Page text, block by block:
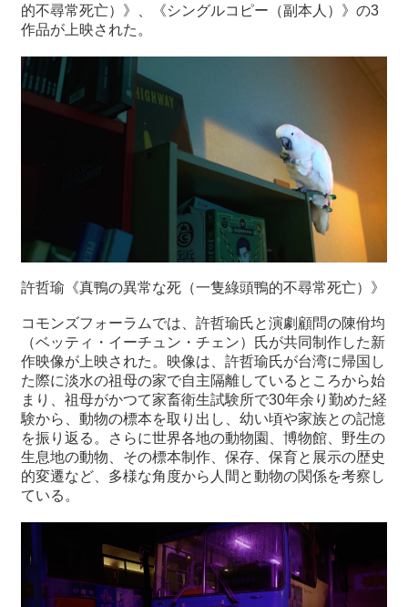
的不尋常死亡）》、《シングルコピー（副本人）》の3
作品が上映された。
許哲瑜《真鴨の異常な死（一隻綠頭鴨的不尋常死亡）》
コモンズフォーラムでは、許哲瑜氏と演劇顧問の陳佾均
（ベッティ・イーチュン・チェン）氏が共同制作した新
作映像が上映された。映像は、許哲瑜氏が台湾に帰国し
た際に淡水の祖母の家で自主隔離しているところから始
まり、祖母がかつて家畜衛生試験所で30年余り勤めた経
験から、動物の標本を取り出し、幼い頃や家族との記憶
を振り返る。さらに世界各地の動物園、博物館、野生の
生息地の動物、その標本制作、保存、保育と展示の歴史
的変遷など、多様な角度から人間と動物の関係を考察し
ている。